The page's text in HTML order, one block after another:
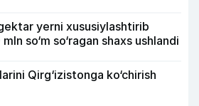
yerni xususiylashtirib
so‘m so‘ragan shaxs ushlandi
Qirg‘izistonga ko‘chirish